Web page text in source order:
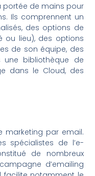
portée de mains pour
Ils comprennent un
des options de
ou lieu), des options
de son équipe, des
bibliothèque de
dans le Cloud, des
marketing par email.
spécialistes de l’e-
de nombreux
d’emailing